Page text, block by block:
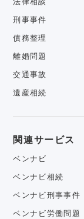
刑事事件
債務整理
離婚問題
交通事故
遺産相続
関連サービス
ベンナビ
ベンナビ相続
ベンナビ刑事事件
ベンナビ労働問題